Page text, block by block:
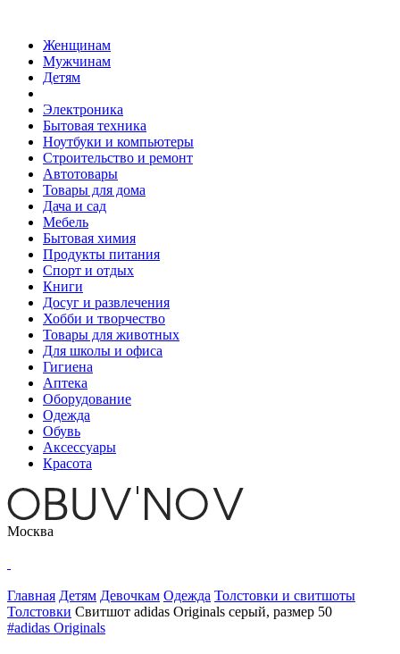
Женщинам
Мужчинам
Детям
Электроника
Бытовая техника
Ноутбуки и компьютеры
Строительство и ремонт
Автотовары
Товары для дома
Дача и сад
Мебель
Бытовая химия
Продукты питания
Спорт и отдых
Книги
Досуг и развлечения
Хобби и творчество
Товары для животных
Для школы и офиса
Гигиена
Аптека
Оборудование
Одежда
Обувь
Аксессуары
Красота
Москва
Главная Детям Девочкам Одежда Толстовки и свитшоты
Толстовки Свитшот adidas Originals серый, размер 50
#adidas Originals